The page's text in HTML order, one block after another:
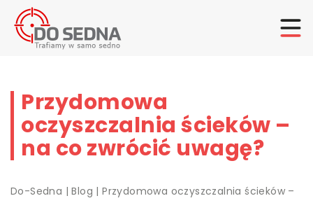
Przydomowa
oczyszczalnia ścieków –
na co zwrócić uwagę?
Do-Sedna |Blog |Przydomowa oczyszczalnia ścieków –